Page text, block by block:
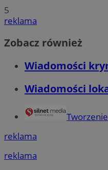
5
reklama
Zobacz również
Wiadomości
Wiadomości
reklama
reklama